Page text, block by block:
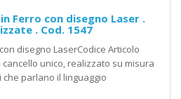
in Ferro con disegno Laser .
. Cod. 1547
disegno LaserCodice Articolo
unico, realizzato su misura
parlano il linguaggio